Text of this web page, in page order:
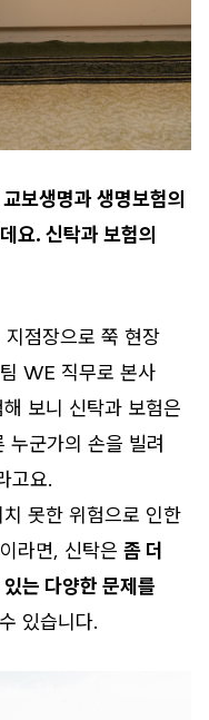
보생명과 생명보험의
요. 신탁과 보험의
점장으로 쭉 현장
WE 직무로 본사
보니 신탁과 보험은
누군가의 손을 빌려
고요.
못한 위험으로 인한
라면, 신탁은 좀 더
는 다양한 문제를
있습니다.